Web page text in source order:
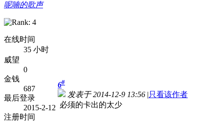
呢喃的歌声
在线时间
35 小时
威望
0
金钱
687
最后登录
2015-2-12
注册时间
6#
发表于 2014-12-9 13:56 |只看该作者
必须的卡出的太少